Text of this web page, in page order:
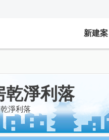
新建案
乾淨利落
淨利落